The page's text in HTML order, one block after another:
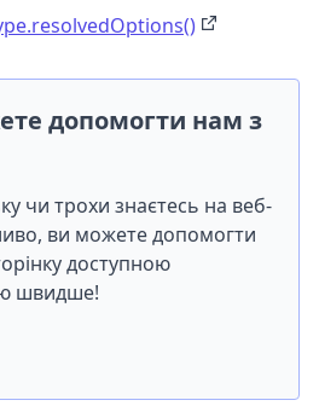
допомогти нам з
чи трохи знаєтесь на веб-
ви можете допомогти
доступною
швидше!